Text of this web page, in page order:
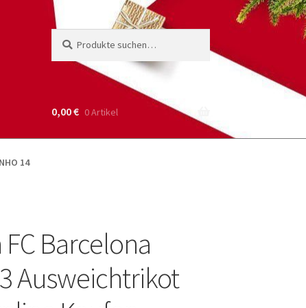
nach:
0,00€ 0 Artikel
14
Barcelona
Ausweichtrikot